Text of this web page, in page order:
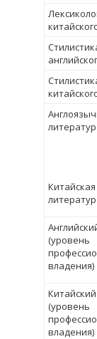
Китайская
(уровень
владения)
(уровень
владения)